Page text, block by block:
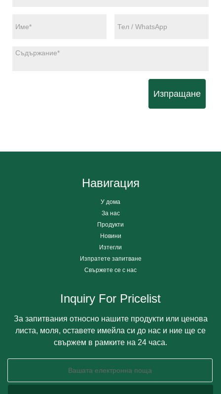
Изпращане
Навигация
У дома
За нас
Продукти
Новини
Изтегли
Изпратете запитване
Свържете се с нас
Inquiry For Pricelist
За запитвания относно нашите продукти или ценова
листа, моля, оставете имейла си до нас и ние ще се
свържем в рамките на 24 часа.